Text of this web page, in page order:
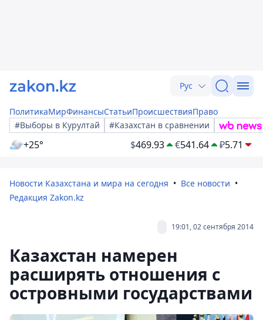
Рус
ПолитикаМирФинансыСтатьиПроисшествияПраво
#Выборы в Курултай
#Казахстан в сравнении
+25° $469.93 €541.64 ₽5.71
Новости Казахстана и мира на сегодня
Все новости
Редакция Zakon.kz
19:01, 02 сентября 2014
Казахстан намерен
расширять отношения с
островными государствами